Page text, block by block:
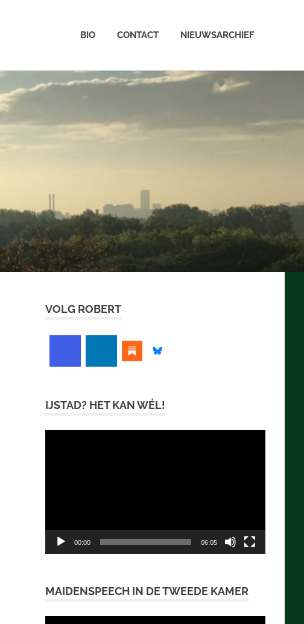
BIO CONTACT NIEUWSARCHIEF
VOLG ROBERT
IJSTAD? HET KAN WÉL!
00:00 06:05
MAIDENSPEECH IN DE TWEEDE KAMER